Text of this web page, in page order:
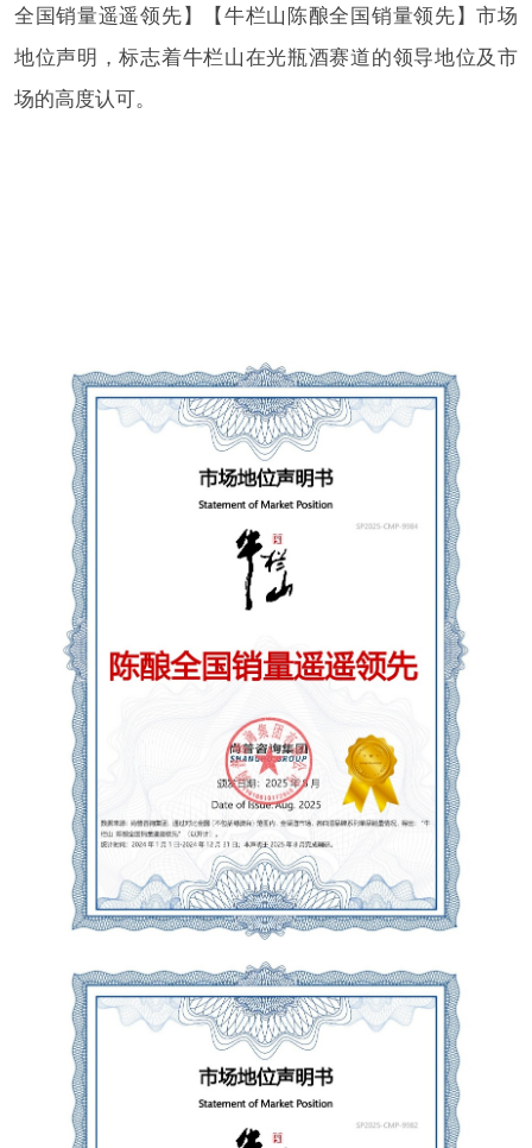
全国销量遥遥领先】【牛栏山陈酿全国销量领先】市场
地位声明，标志着牛栏山在光瓶酒赛道的领导地位及市
场的高度认可。